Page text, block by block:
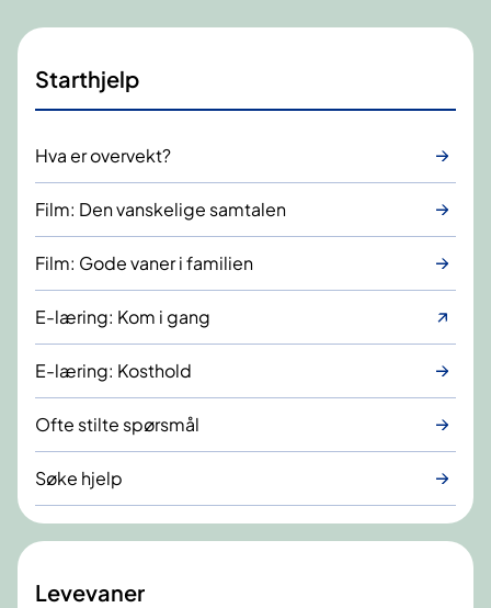
Starthjelp
Hva er overvekt?
Film: Den vanskelige samtalen
Film: Gode vaner i familien
E-læring: Kom i gang
E-læring: Kosthold
Ofte stilte spørsmål
Søke hjelp
Levevaner